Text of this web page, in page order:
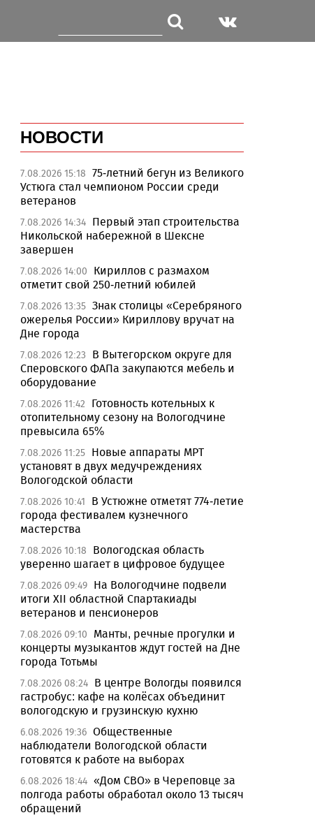
НОВОСТИ
7.08.2026 15:18 75-летний бегун из Великого
Устюга стал чемпионом России среди
ветеранов
7.08.2026 14:34 Первый этап строительства
Никольской набережной в Шексне
завершен
7.08.2026 14:00
Кириллов с размахом
отметит свой 250-летний юбилей
7.08.2026 13:35 Знак столицы «Серебряного
ожерелья России» Кириллову вручат на
Дне города
7.08.2026 12:23
В Вытегорском округе для
Сперовского ФАПа закупаются мебель и
оборудование
7.08.2026 11:42
Готовность котельных к
отопительному сезону на Вологодчине
превысила 65%
7.08.2026 11:25 Новые аппараты МРТ
установят в двух медучреждениях
Вологодской области
7.08.2026 10:41
В Устюжне отметят 774-летие
города фестивалем кузнечного
мастерства
7.08.2026 10:18
Вологодская область
уверенно шагает в цифровое будущее
7.08.2026 09:49 На Вологодчине подвели
итоги XII областной Спартакиады
ветеранов и пенсионеров
7.08.2026 09:10
Манты, речные прогулки и
концерты музыкантов ждут гостей на Дне
города Тотьмы
7.08.2026 08:24 В центре Вологды появился
гастробус: кафе на колёсах объединит
вологодскую и грузинскую кухню
6.08.2026 19:36 Общественные
наблюдатели Вологодской области
готовятся к работе на выборах
6.08.2026 18:44 «Дом СВО» в Череповце за
полгода работы обработал около 13 тысяч
обращений